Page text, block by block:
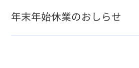
年末年始休業のおしらせ